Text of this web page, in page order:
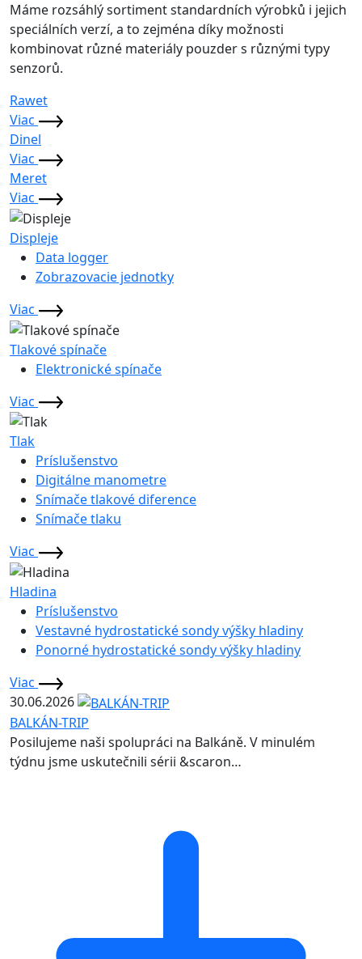
Máme rozsáhlý sortiment standardních výrobků i jejich
speciálních verzí, a to zejména díky možnosti
kombinovat různé materiály pouzder s různými typy
senzorů.
Rawet
Viac
Dinel
Viac
Meret
Viac
Displeje
Data logger
Zobrazovacie jednotky
Viac
Tlakové spínače
Elektronické spínače
Viac
Tlak
Príslušenstvo
Digitálne manometre
Snímače tlakové diference
Snímače tlaku
Viac
Hladina
Príslušenstvo
Vestavné hydrostatické sondy výšky hladiny
Ponorné hydrostatické sondy výšky hladiny
Viac
30.06.2026
BALKÁN-TRIP
Posilujeme naši spolupráci na Balkáně. V minulém
týdnu jsme uskutečnili sérii &scaron…